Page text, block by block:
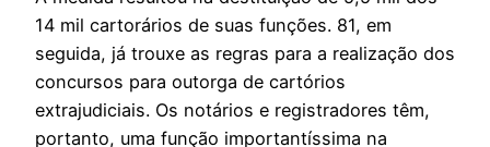
14 mil cartorários de suas funções. 81, em
seguida, já trouxe as regras para a realização dos
concursos para outorga de cartórios
extrajudiciais. Os notários e registradores têm,
portanto, uma função importantíssima na